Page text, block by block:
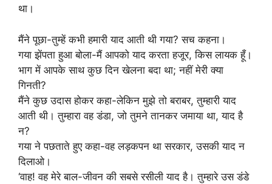
था।
मैंने पूछा-तुम्हें कभी हमारी याद आती थी गया? सच कहना।
गया झेंपता हुआ बोला-मैं आपको याद करता हजूर, किस लायक हूँ।
भाग में आपके साथ कुछ दिन खेलना बदा था; नहीं मेरी क्या
गिनती?
मैंने कुछ उदास होकर कहा-लेकिन मुझे तो बराबर, तुम्हारी याद
आती थी। तुम्हारा वह डंडा, जो तुमने तानकर जमाया था, याद है
न?
गया ने पछताते हुए कहा-वह लड़कपन था सरकार, उसकी याद न
दिलाओ।
‘वाह! वह मेरे बाल-जीवन की सबसे रसीली याद है। तुम्हारे उस डंडे